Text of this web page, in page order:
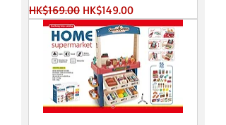
一般價格
HK$169.00 促銷價格
HK$149.00